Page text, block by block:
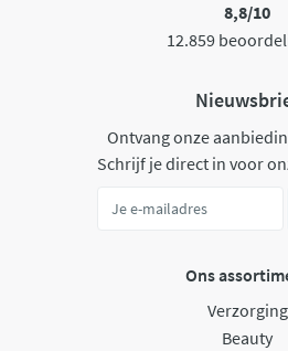
8,8/10
12.859
Ontvang onze
Schrijf je direct in voor
Ons
Verzorging
Beauty